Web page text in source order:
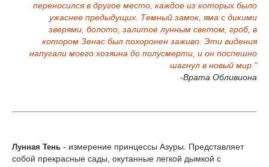
переносился в другое место, каждое из которых было
ужаснее предыдущих. Темный замок, яма с дикими
зверями, болото, залитое лунным светом, гроб, в
котором Зенас был похоронен заживо. Эти видения
напугали моего хозяина до полусмерти, и он поспешно
шагнул в новый мир."
-Врата Обливиона
Лунная Тень - измерение принцессы Азуры. Представляет
собой прекрасные сады, окутанные легкой дымкой с